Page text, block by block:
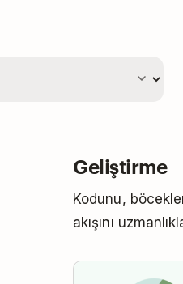
Geliştirme
Kodunu,
akışını